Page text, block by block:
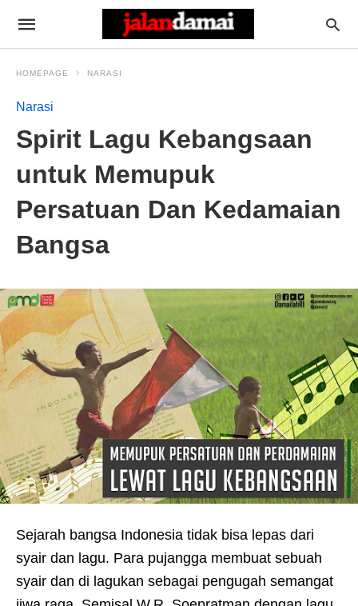
HOMEPAGE NARASI
Narasi
Spirit Lagu Kebangsaan
untuk Memupuk
Persatuan Dan Kedamaian
Bangsa
Sejarah bangsa Indonesia tidak bisa lepas dari
syair dan lagu. Para pujangga membuat sebuah
syair dan di lagukan sebagai pengugah semangat